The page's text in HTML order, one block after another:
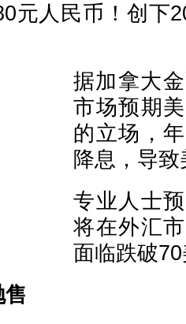
元人民币！创下
据加拿大
市场预期
的立场，
降息，导
专业人士
将在外汇
面临跌破